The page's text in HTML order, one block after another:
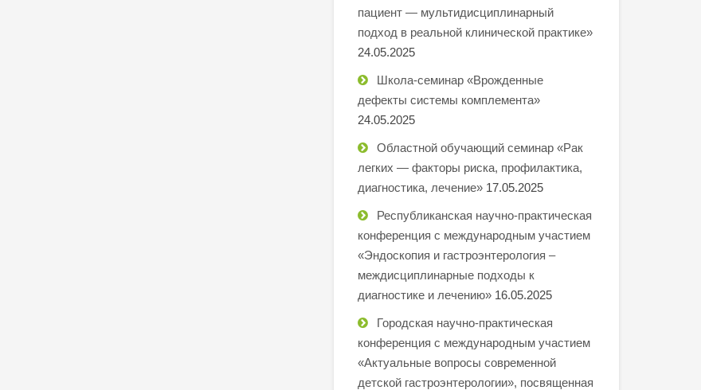
пациент — мультидисциплинарный
подход в реальной клинической практике»
24.05.2025
Школа-семинар «Врожденные
дефекты системы комплемента»
24.05.2025
Областной обучающий семинар «Рак
легких — факторы риска, профилактика,
диагностика, лечение» 17.05.2025
Республиканская научно-практическая
конференция с международным участием
«Эндоскопия и гастроэнтерология –
междисциплинарные подходы к
диагностике и лечению» 16.05.2025
Городская научно-практическая
конференция с международным участием
«Актуальные вопросы современной
детской гастроэнтерологии», посвященная